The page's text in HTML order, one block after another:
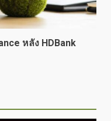
หลัง HDBank